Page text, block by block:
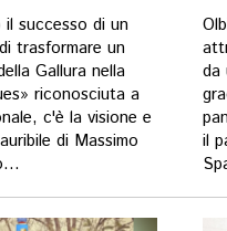
successo di un
trasformare un
Gallura nella
riconosciuta a
c'è la visione e
di Massimo
da
il